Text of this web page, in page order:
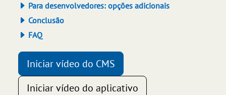
Para desenvolvedores: opções adicionais
Conclusão
FAQ
Iniciar vídeo do CMS
Iniciar vídeo do aplicativo